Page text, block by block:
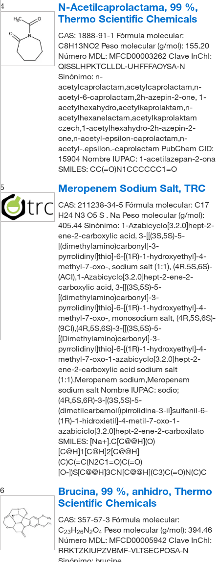
4
N-Acetilcaprolactama, 99 %,
Thermo Scientific Chemicals
CAS: 1888-91-1 Fórmula molecular:
C8H13NO2 Peso molecular (g/mol): 155.20
Número MDL: MFCD00003262 Clave InChI:
QISSLHPKTCLLDL-UHFFFAOYSA-N
Sinónimo: n-
acetylcaprolactam,acetylcaprolactam,n-
acetyl-6-caprolactam,2h-azepin-2-one, 1-
acetylhexahydro,acetylkaprolaktam,n-
acetylhexanelactam,acetylkaprolaktam
czech,1-acetylhexahydro-2h-azepin-2-
one,n-acetyl-epsilon-caprolactam,n-
acetyl-.epsilon.-caprolactam PubChem CID:
15904 Nombre IUPAC: 1-acetilazepan-2-ona
SMILES: CC(=O)N1CCCCCC1=O
5
Meropenem Sodium Salt, TRC
CAS: 211238-34-5 Fórmula molecular: C17
H24 N3 O5 S . Na Peso molecular (g/mol):
405.44 Sinónimo: 1-Azabicyclo[3.2.0]hept-2-
ene-2-carboxylic acid, 3-[[(3S,5S)-5-
[(dimethylamino)carbonyl]-3-
pyrrolidinyl]thio]-6-[(1R)-1-hydroxyethyl]-4-
methyl-7-oxo-, sodium salt (1:1), (4R,5S,6S)-
(ACI),1-Azabicyclo[3.2.0]hept-2-ene-2-
carboxylic acid, 3-[[(3S,5S)-5-
[(dimethylamino)carbonyl]-3-
pyrrolidinyl]thio]-6-[(1R)-1-hydroxyethyl]-4-
methyl-7-oxo-, monosodium salt, (4R,5S,6S)-
(9CI),(4R,5S,6S)-3-[[(3S,5S)-5-
[(Dimethylamino)carbonyl]-3-
pyrrolidinyl]thio]-6-[(1R)-1-hydroxyethyl]-4-
methyl-7-oxo-1-azabicyclo[3.2.0]hept-2-
ene-2-carboxylic acid sodium salt
(1:1),Meropenem sodium,Meropenem
sodium salt Nombre IUPAC: sodio;
(4R,5S,6R)-3-[(3S,5S)-5-
(dimetilcarbamoil)pirrolidina-3-il]sulfanil-6-
(1R)-1-hidroxietil]-4-metil-7-oxo-1-
azabiciclo[3.2.0]hept-2-ene-2-carboxilato
SMILES: [Na+].C[C@@H](O)
[C@H]1[C@H]2[C@@H]
(C)C(=C(N2C1=O)C(=O)
[O-])S[C@@H]3CN[C@@H](C3)C(=O)N(C)C
6
Brucina, 99 %, anhidro, Thermo
Scientific Chemicals
CAS: 357-57-3 Fórmula molecular:
C23H26N2O4 Peso molecular (g/mol): 394.46
Número MDL: MFCD00005942 Clave InChI:
RRKTZKIUPZVBMF-VLTSECPOSA-N